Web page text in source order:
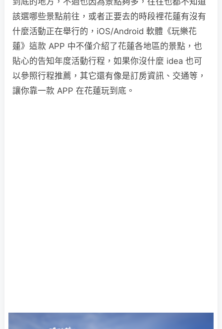
該選哪些景點前往，或者正要去的時段裡花蓮有沒有
什麼活動正在舉行的，iOS/Android 軟體《玩樂花
蓮》這款 APP 中不僅介紹了花蓮各地區的景點，也
貼心的告知年度活動行程，如果你沒什麼 idea 也可
以參照行程推薦，其它還有像是訂房資訊、交通等，
讓你靠一款 APP 在花蓮玩到底。